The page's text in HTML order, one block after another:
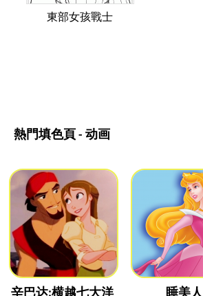
東部女孩戰士
熱門填色頁 - 动画
辛巴达:横越七大洋
睡美人